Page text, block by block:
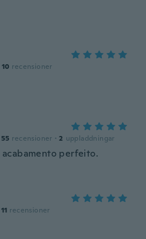
10 recensioner
55 recensioner · 2 uppladdningar
acabamento perfeito.
11 recensioner